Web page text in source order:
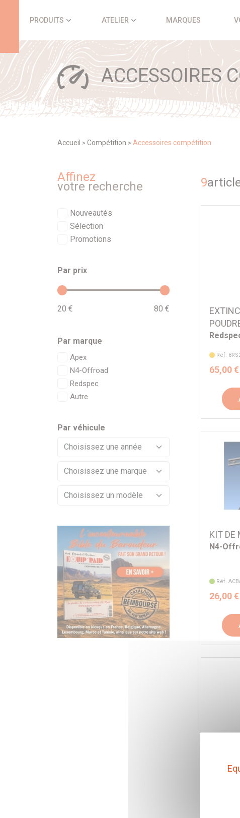
PRODUITS ATELIER MARQUES
ACCESSOIRES
Accueil > Compétition > Accessoires compétition
9
Réf.
65,00
KIT DE
N4-
Réf.
26,00
Affinez
votre recherche
Nouveautés
Sélection
Promotions
Par prix
20 € 80 €
Par marque
Apex
N4-Offroad
Redspec
Autre
Par véhicule